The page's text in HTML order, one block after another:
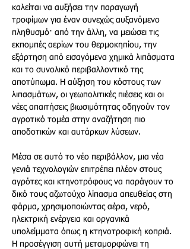
καλείται να αυξήσει την παραγωγή
τροφίμων για έναν συνεχώς αυξανόμενο
πληθυσμό· από την άλλη, να μειώσει τις
εκπομπές αερίων του θερμοκηπίου, την
εξάρτηση από εισαγόμενα χημικά λιπάσματα
και το συνολικό περιβαλλοντικό της
αποτύπωμα. Η αύξηση του κόστους των
λιπασμάτων, οι γεωπολιτικές πιέσεις και οι
νέες απαιτήσεις βιωσιμότητας οδηγούν τον
αγροτικό τομέα στην αναζήτηση πιο
αποδοτικών και αυτάρκων λύσεων.
Μέσα σε αυτό το νέο περιβάλλον, μια νέα
γενιά τεχνολογιών επιτρέπει πλέον στους
αγρότες και κτηνοτρόφους να παράγουν το
δικό τους αζωτούχο λίπασμα απευθείας στη
φάρμα, χρησιμοποιώντας αέρα, νερό,
ηλεκτρική ενέργεια και οργανικά
υπολείμματα όπως η κτηνοτροφική κοπριά.
Η προσέγγιση αυτή μεταμορφώνει τη